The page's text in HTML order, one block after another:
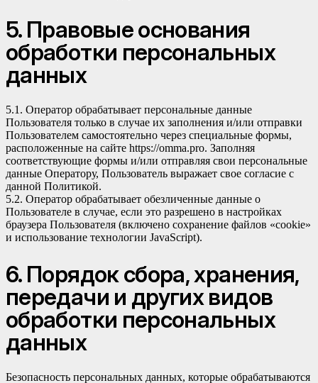
5. Правовые основания
обработки персональных
данных
5.1. Оператор обрабатывает персональные данные
Пользователя только в случае их заполнения и/или отправки
Пользователем самостоятельно через специальные формы,
расположенные на сайте https://omma.pro. Заполняя
соответствующие формы и/или отправляя свои персональные
данные Оператору, Пользователь выражает свое согласие с
данной Политикой.
5.2. Оператор обрабатывает обезличенные данные о
Пользователе в случае, если это разрешено в настройках
браузера Пользователя (включено сохранение файлов «cookie»
и использование технологии JavaScript).
6. Порядок сбора, хранения,
передачи и других видов
обработки персональных
данных
Безопасность персональных данных, которые обрабатываются